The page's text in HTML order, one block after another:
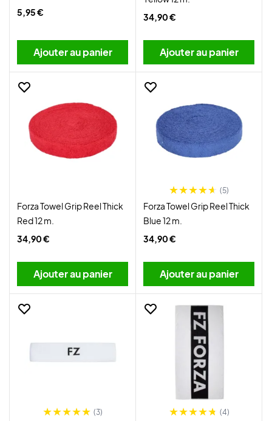
5,95 €
Ajouter au panier
34,90 €
Ajouter au panier
Forza Towel Grip Reel Thick
Red 12 m.
34,90 €
Ajouter au panier
(5)
Forza Towel Grip Reel Thick
Blue 12 m.
34,90 €
Ajouter au panier
(3) (4)